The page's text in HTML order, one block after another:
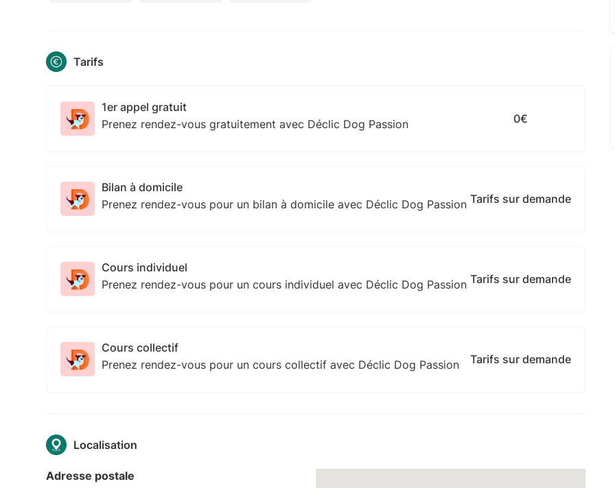
Tarifs
1er appel gratuit
Prenez rendez-vous gratuitement avec Déclic Dog Passion
0€
Bilan à domicile
Prenez rendez-vous pour un bilan à domicile avec Déclic Dog Passion Tarifs sur demande
Cours individuel
Prenez rendez-vous pour un cours individuel avec Déclic Dog Passion Tarifs sur demande
Cours collectif
Prenez rendez-vous pour un cours collectif avec Déclic Dog Passion
Tarifs sur demande
Localisation
Adresse postale